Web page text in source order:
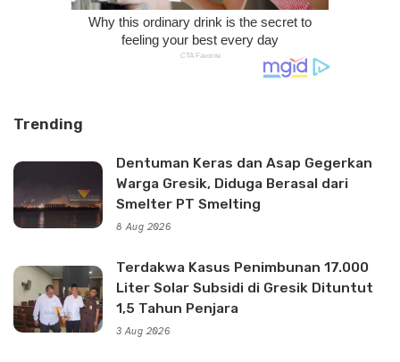
Trending
Dentuman Keras dan Asap Gegerkan
Warga Gresik, Diduga Berasal dari
Smelter PT Smelting
8 Aug 2026
Terdakwa Kasus Penimbunan 17.000
Liter Solar Subsidi di Gresik Dituntut
1,5 Tahun Penjara
3 Aug 2026